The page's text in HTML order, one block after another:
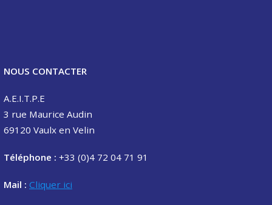
NOUS CONTACTER
A.E.I.T.P.E
3 rue Maurice Audin
69120 Vaulx en Velin
Téléphone : +33 (0)4 72 04 71 91
Mail : Cliquer ici